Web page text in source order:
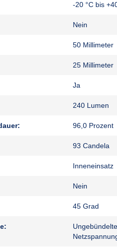
-20 °C bis
Nein
50 Millimeter
25 Millimeter
Ja
240 Lumen
96,0 Prozent
93 Candela
Inneneinsatz
Nein
45 Grad